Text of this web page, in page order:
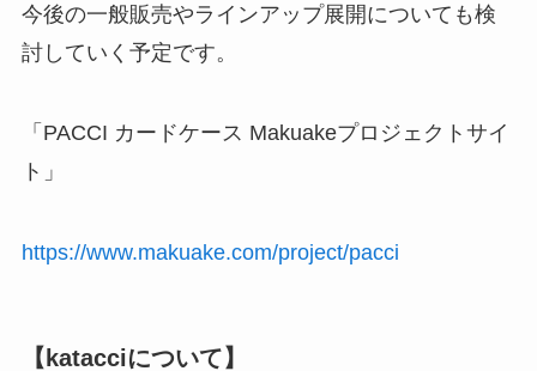
今後の一般販売やラインアップ展開についても検
討していく予定です。
「PACCI カードケース Makuakeプロジェクトサイ
ト」
https://www.makuake.com/project/pacci
【katacciについて】